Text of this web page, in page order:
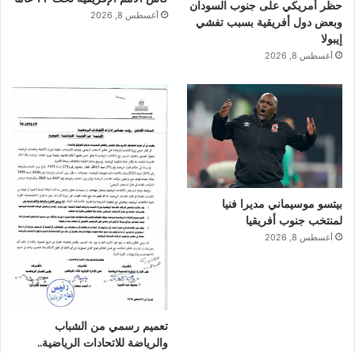
حظر أمريكي على جنوب السودان
وبعض دول أفريقية بسبب تفشي
إيبولا
أغسطس 8, 2026
أغسطس 8, 2026
بيتسو موسيماني مديرا فنيا
لمنتخب جنوب أفريقيا
أغسطس 8, 2026
تعميم رسمي من الشباب
والرياضة للاتحادات الرياضية..